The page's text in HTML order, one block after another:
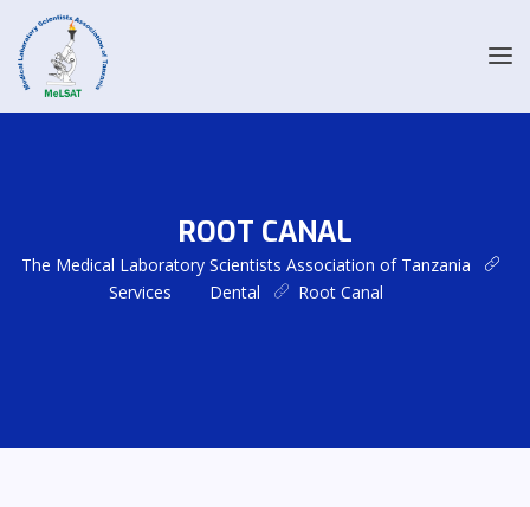
ROOT CANAL
The Medical Laboratory Scientists Association of Tanzania
Services
Dental Root Canal